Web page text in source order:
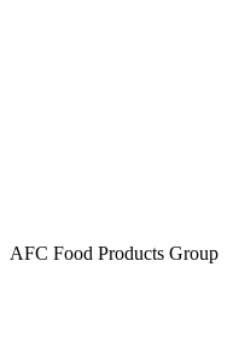
AFC Food Products Group